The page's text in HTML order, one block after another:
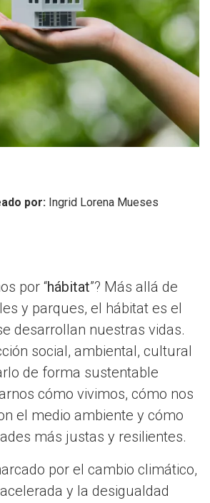
por: Ingrid Lorena Mueses
por “hábitat”? Más allá de
y parques, el hábitat es el
desarrollan nuestras vidas.
social, ambiental, cultural
de forma sustentable
cómo vivimos, cómo nos
el medio ambiente y cómo
más justas y resilientes.
por el cambio climático,
y la desigualdad